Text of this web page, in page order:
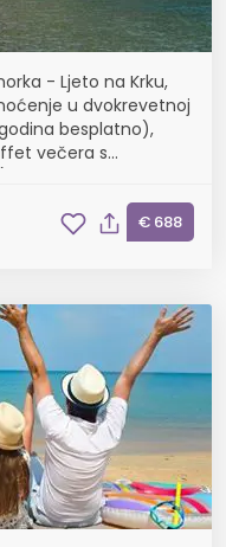
- Ljeto na Krku,
u dvokrevetnoj
besplatno),
večera s
€ 688